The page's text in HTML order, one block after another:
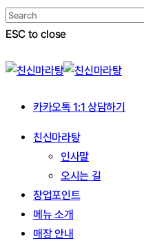
Skip
to
content
ESC to close
Close
카카오톡 1:1 상담하기
Menu
친신마라탕
인사말
오시는 길
창업포인트
메뉴 소개
매장 안내